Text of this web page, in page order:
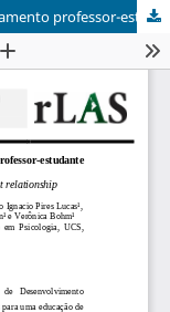
ODS-4: Educação de qualidade e o relacionamento professor-estudante